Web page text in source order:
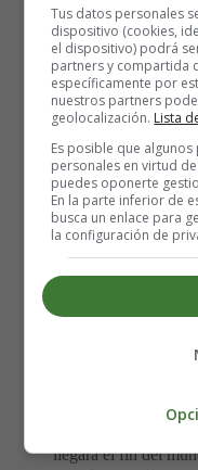
Porque si tú no me
llegará el fin del
yo quiero caminar
y no me importa en
me gusta ver tu
y el agua para mi sed.
Que tu sonrisa es el
Porque si tú no me
llegará el fin del
yo quiero caminar
me gusta ver tu
Porque si tú no me
llegará el fin del
Tus datos personales
dispositivo (cookies,
el dispositivo) podrá
partners y compartida
específicamente por
nuestros partners
geolocalización. Lista
Es posible que
personales en virtud
puedes oponerte
En la parte inferior de
busca un enlace para
la configuración de